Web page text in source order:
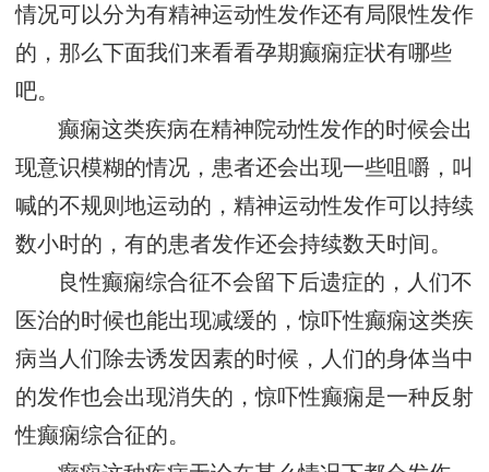
情况可以分为有精神运动性发作还有局限性发作
的，那么下面我们来看看孕期癫痫症状有哪些
吧。
癫痫这类疾病在精神院动性发作的时候会出
现意识模糊的情况，患者还会出现一些咀嚼，叫
喊的不规则地运动的，精神运动性发作可以持续
数小时的，有的患者发作还会持续数天时间。
良性癫痫综合征不会留下后遗症的，人们不
医治的时候也能出现减缓的，惊吓性癫痫这类疾
病当人们除去诱发因素的时候，人们的身体当中
的发作也会出现消失的，惊吓性癫痫是一种反射
性癫痫综合征的。